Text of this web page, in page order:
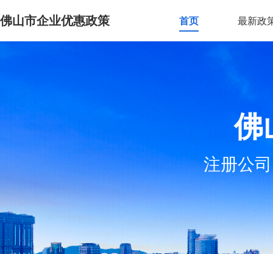
佛山市企业优惠政策 首页 最新政
佛
注册公